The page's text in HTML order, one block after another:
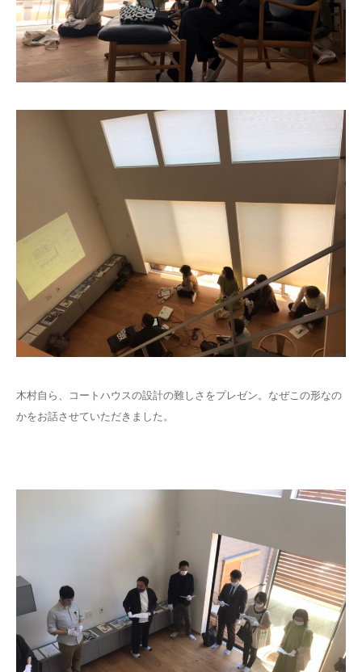
木村自ら、コートハウスの設計の難しさをプレゼン。なぜこの形なの
かをお話させていただきました。